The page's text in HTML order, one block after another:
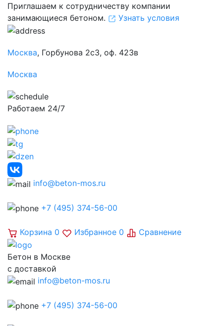
Приглашаем к сотрудничеству компании
занимающиеся бетоном.
Узнать условия
Москва, Горбунова 2с3, оф. 423в
Москва
Работаем 24/7
info@beton-mos.ru
+7 (495) 374-56-00
Корзина 0 Избранное 0 Сравнение
Бетон в Москве
с доставкой
info@beton-mos.ru
+7 (495) 374-56-00